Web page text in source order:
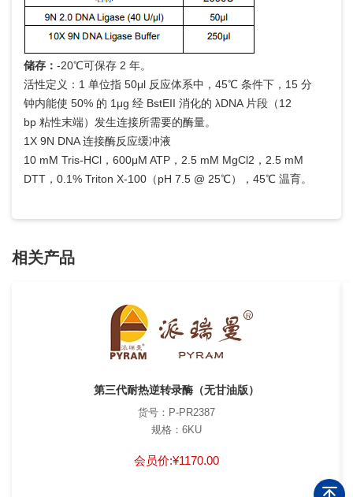
储存： -20℃可保存 2 年。
活性定义：1 单位指 50μl 反应体系中，45℃ 条件下，15 分
钟内能使 50% 的 1μg 经 BstEII 消化的 λDNA 片段（12
bp 粘性末端）发生连接所需要的酶量。
1X 9N DNA 连接酶反应缓冲液
10 mM Tris-HCl，600μM ATP，2.5 mM MgCl2，2.5 mM
DTT，0.1% Triton X-100（pH 7.5 @ 25℃），45℃ 温育。
相关产品
第三代耐热逆转录酶（无甘油版）
货号：P-PR2387
规格：6KU
会员价:¥1170.00